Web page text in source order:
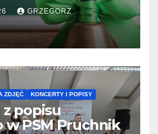
GRZEGORZ
ZDJĘĆ KONCERTY I POPISY
popisu
PSM Pruchnik